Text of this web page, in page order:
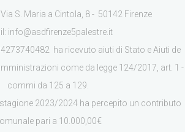
S. Maria a Cintola, 8 - 50142 Firenze
info@asdfirenze5palestre.it
ha ricevuto aiuti di Stato e Aiuti de
come da legge 124/2017, art. 1 -
commi da 125 a 129.
2023/2024 ha percepito un contributo
pari a 10.000,00€